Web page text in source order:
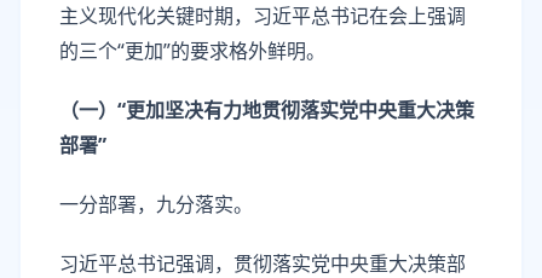
主义现代化关键时期，习近平总书记在会上强调
的三个“更加”的要求格外鲜明。
（一）“更加坚决有力地贯彻落实党中央重大决策
部署”
一分部署，九分落实。
习近平总书记强调，贯彻落实党中央重大决策部